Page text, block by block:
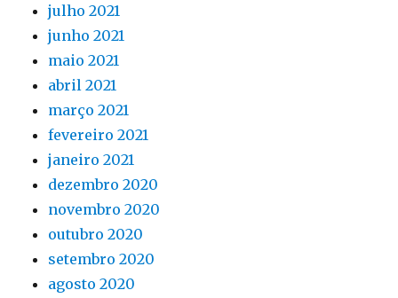
julho 2021
junho 2021
maio 2021
abril 2021
março 2021
fevereiro 2021
janeiro 2021
dezembro 2020
novembro 2020
outubro 2020
setembro 2020
agosto 2020